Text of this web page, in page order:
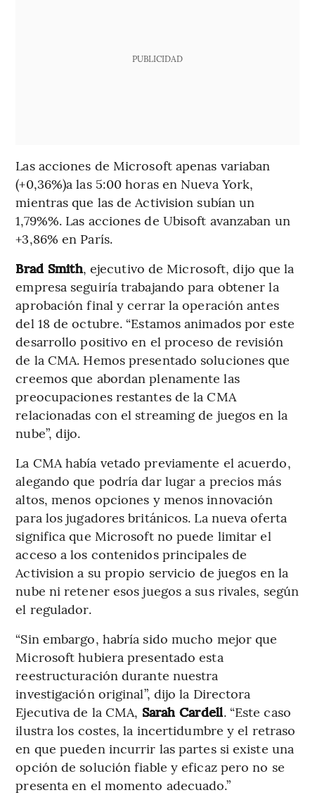
PUBLICIDAD
Las acciones de Microsoft apenas variaban
(+0,36%)a las 5:00 horas en Nueva York,
mientras que las de Activision subían un
1,79%%. Las acciones de Ubisoft avanzaban un
+3,86% en París.
Brad Smith, ejecutivo de Microsoft, dijo que la
empresa seguiría trabajando para obtener la
aprobación final y cerrar la operación antes
del 18 de octubre. “Estamos animados por este
desarrollo positivo en el proceso de revisión
de la CMA. Hemos presentado soluciones que
creemos que abordan plenamente las
preocupaciones restantes de la CMA
relacionadas con el streaming de juegos en la
nube”, dijo.
La CMA había vetado previamente el acuerdo,
alegando que podría dar lugar a precios más
altos, menos opciones y menos innovación
para los jugadores británicos. La nueva oferta
significa que Microsoft no puede limitar el
acceso a los contenidos principales de
Activision a su propio servicio de juegos en la
nube ni retener esos juegos a sus rivales, según
el regulador.
“Sin embargo, habría sido mucho mejor que
Microsoft hubiera presentado esta
reestructuración durante nuestra
investigación original”, dijo la Directora
Ejecutiva de la CMA, Sarah Cardell. “Este caso
ilustra los costes, la incertidumbre y el retraso
en que pueden incurrir las partes si existe una
opción de solución fiable y eficaz pero no se
presenta en el momento adecuado.”